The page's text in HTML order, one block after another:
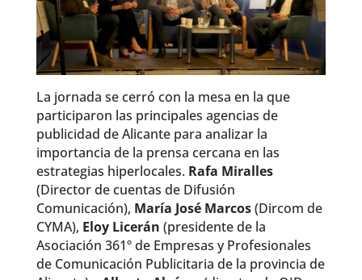
La jornada se cerró con la mesa en la que
participaron las principales agencias de
publicidad de Alicante para analizar la
importancia de la prensa cercana en las
estrategias hiperlocales. Rafa Miralles
(Director de cuentas de Difusión
Comunicación), María José Marcos(Dircom de
CYMA), Eloy Licerán (presidente de la
Asociación 361º de Empresas y Profesionales
de Comunicación Publicitaria de la provincia de